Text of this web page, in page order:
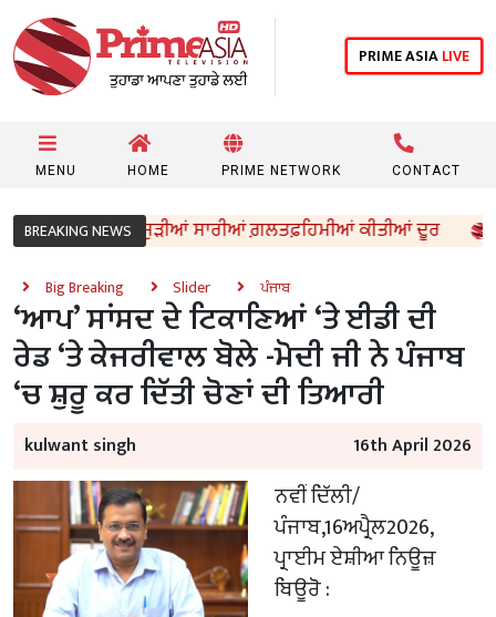
PRIME ASIALIVE
MENU HOME PRIME NETWORK CONTACT
BREAKING NEWS
ਯੋਜਨਾ’ ਨਾਲ ਜੁੜੀਆਂ ਸਾਰੀਆਂ ਗ਼ਲਤਫ਼ਹਿਮੀਆਂ ਕੀਤੀਆਂ ਦੂਰ
Big Breaking Slider ਪੰਜਾਬ
‘ਆਪ’ ਸਾਂਸਦ ਦੇ ਟਿਕਾਣਿਆਂ ‘ਤੇ ਈਡੀ ਦੀ
ਰੇਡ ‘ਤੇ ਕੇਜਰੀਵਾਲ ਬੋਲੇ -ਮੋਦੀ ਜੀ ਨੇ ਪੰਜਾਬ
‘ਚ ਸ਼ੁਰੂ ਕਰ ਦਿੱਤੀ ਚੋਣਾਂ ਦੀ ਤਿਆਰੀ
kulwant singh 16th April 2026
ਨਵੀਂ ਦਿੱਲੀ/
ਪੰਜਾਬ,16ਅਪ੍ਰੈਲ2026,
ਪ੍ਰਾਈਮ ਏਸ਼ੀਆ ਨਿਊਜ਼
ਬਿਊਰੋ :